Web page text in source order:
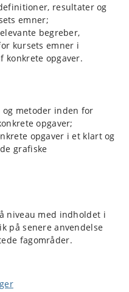
på, hvordan
og/eller empiriske
resultater og
emner;
begreber,
kursets emner i
konkrete opgaver.
metoder inden for
opgaver;
opgaver i et klart og
grafiske
niveau med indholdet i
på senere anvendelse
fagområder.